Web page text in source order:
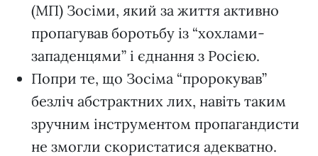
(МП) Зосіми, який за життя активно
пропагував боротьбу із “хохлами-
западенцями” і єднання з Росією.
Попри те, що Зосіма “пророкував”
безліч абстрактних лих, навіть таким
зручним інструментом пропагандисти
не змогли скористатися адекватно.